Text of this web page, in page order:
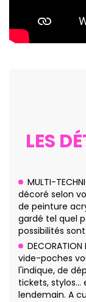
LES
MULTI-
décoré selon
de peinture
gardé tel quel
possibilités
vide-poches
l'indique, de
tickets, stylos…
lendemain. A